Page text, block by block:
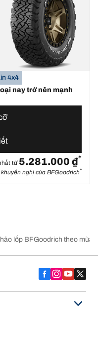
4x4
nay trở nên mạnh
từ 5.281.000 ₫*
nghị của BFGoodrich*
lốp BFGoodrich theo